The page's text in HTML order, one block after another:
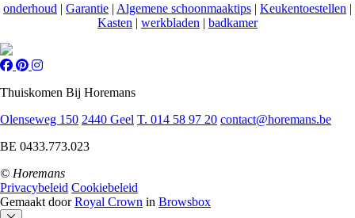
onderhoud | Garantie | Algemene schoonmaaktips | Keukentoestellen |
Kasten | werkbladen | badkamer
Thuiskomen Bij Horemans
Olenseweg 150 2440 Geel T. 014 58 97 20 contact@horemans.be
BE 0433.773.023
© Horemans
Privacybeleid Cookiebeleid
Gemaakt doorRoyal Crown in Browsbox